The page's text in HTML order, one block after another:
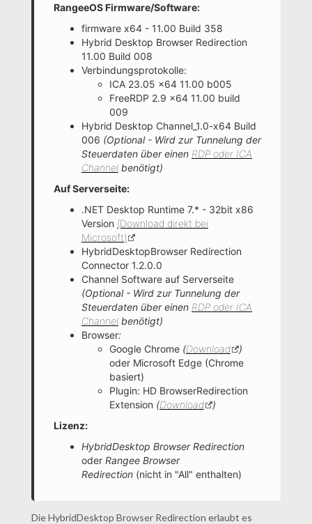
RangeeOS Firmware/Software:
firmware x64 - 11.00 Build 358
Hybrid Desktop Browser Redirection
11.00 Build 008
Verbindungsprotokolle:
ICA 23.05 x64 11.00 b005
FreeRDP 2.9 x64 11.00 build
009
Hybrid Desktop Channel_1.0-x64 Build
006 (Optional - Wird zur Tunnelung der
Steuerdaten über einen RDP oder ICA
Channel benötigt)
Auf Serverseite:
.NET Desktop Runtime 7.* - 32bit x86
Version (Download direkt bei
Microsoft)
HybridDesktopBrowser Redirection
Connector 1.2.0.0
Channel Software auf Serverseite
(Optional - Wird zur Tunnelung der
Steuerdaten über einen RDP oder ICA
Channel benötigt)
Browser:
Google Chrome (Download
)
oder Microsoft Edge (Chrome
basiert)
Plugin: HD BrowserRedirection
Extension (Download
)
Lizenz:
HybridDesktop Browser Redirection
oder Rangee Browser
Redirection (nicht in "All" enthalten)
Die HybridDesktop Browser Redirection erlaubt es